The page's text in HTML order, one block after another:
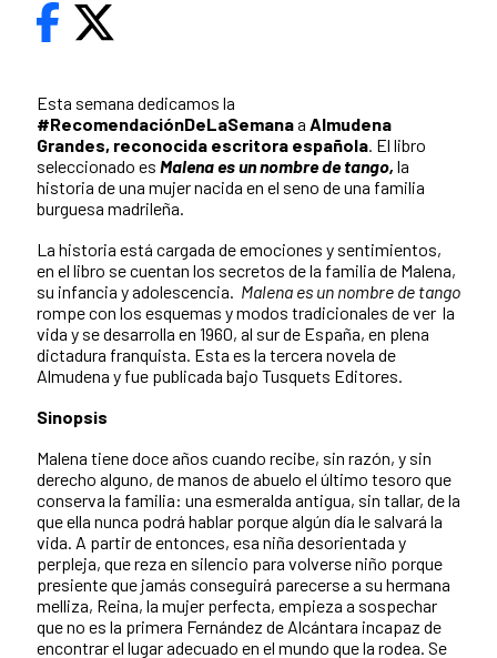
Esta semana dedicamos la
#RecomendaciónDeLaSemanaa Almudena
Grandes, reconocida escritora española. El libro
seleccionado es Malena es un nombre de tango, la
historia de una mujer nacida en el seno de una familia
burguesa madrileña.
La historia está cargada de emociones y sentimientos,
en el libro se cuentan los secretos de la familia de Malena,
su infancia y adolescencia. Malena es un nombre de tango
rompe con los esquemas y modos tradicionales de ver la
vida y se desarrolla en 1960, al sur de España, en plena
dictadura franquista. Esta es la tercera novela de
Almudena y fue publicada bajo Tusquets Editores.
Sinopsis
Malena tiene doce años cuando recibe, sin razón, y sin
derecho alguno, de manos de abuelo el último tesoro que
conserva la familia: una esmeralda antigua, sin tallar, de la
que ella nunca podrá hablar porque algún día le salvará la
vida. A partir de entonces, esa niña desorientada y
perpleja, que reza en silencio para volverse niño porque
presiente que jamás conseguirá parecerse a su hermana
melliza, Reina, la mujer perfecta, empieza a sospechar
que no es la primera Fernández de Alcántara incapaz de
encontrar el lugar adecuado en el mundo que la rodea. Se